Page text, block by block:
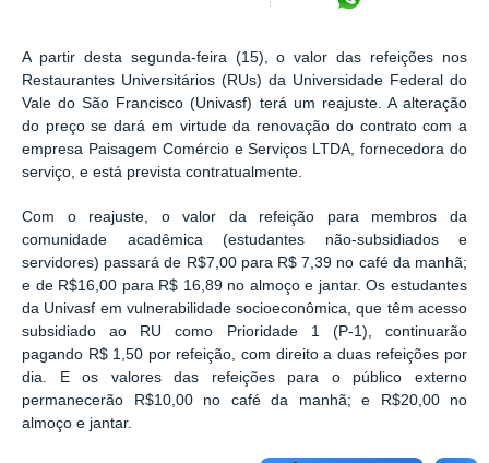
A partir desta segunda-feira (15), o valor das refeições nos
Restaurantes Universitários (RUs) da Universidade Federal do
Vale do São Francisco (Univasf) terá um reajuste. A alteração
do preço se dará em virtude da renovação do contrato com a
empresa Paisagem Comércio e Serviços LTDA, fornecedora do
serviço, e está prevista contratualmente.
Com o reajuste, o valor da refeição para membros da
comunidade acadêmica (estudantes não-subsidiados e
servidores) passará de R$7,00 para R$ 7,39 no café da manhã;
e de R$16,00 para R$ 16,89 no almoço e jantar. Os estudantes
da Univasf em vulnerabilidade socioeconômica, que têm acesso
subsidiado ao RU como Prioridade 1 (P-1), continuarão
pagando R$ 1,50 por refeição, com direito a duas refeições por
dia. E os valores das refeições para o público externo
permanecerão R$10,00 no café da manhã; e R$20,00 no
almoço e jantar.